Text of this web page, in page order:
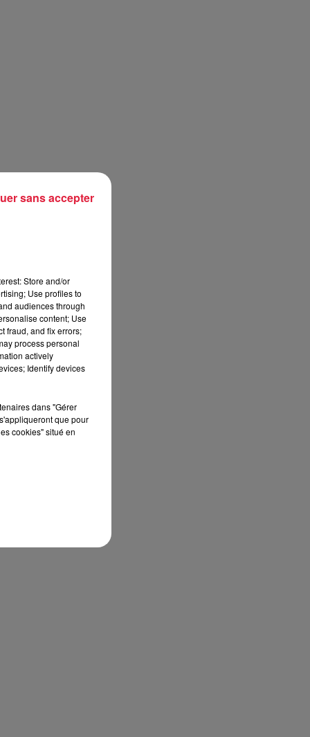
Store and/or
Use profiles to
audiences through
content; Use
fraud, and fix errors;
process personal
actively
Identify devices
dans "Gérer
que pour
cookies" situé en
sans accepter